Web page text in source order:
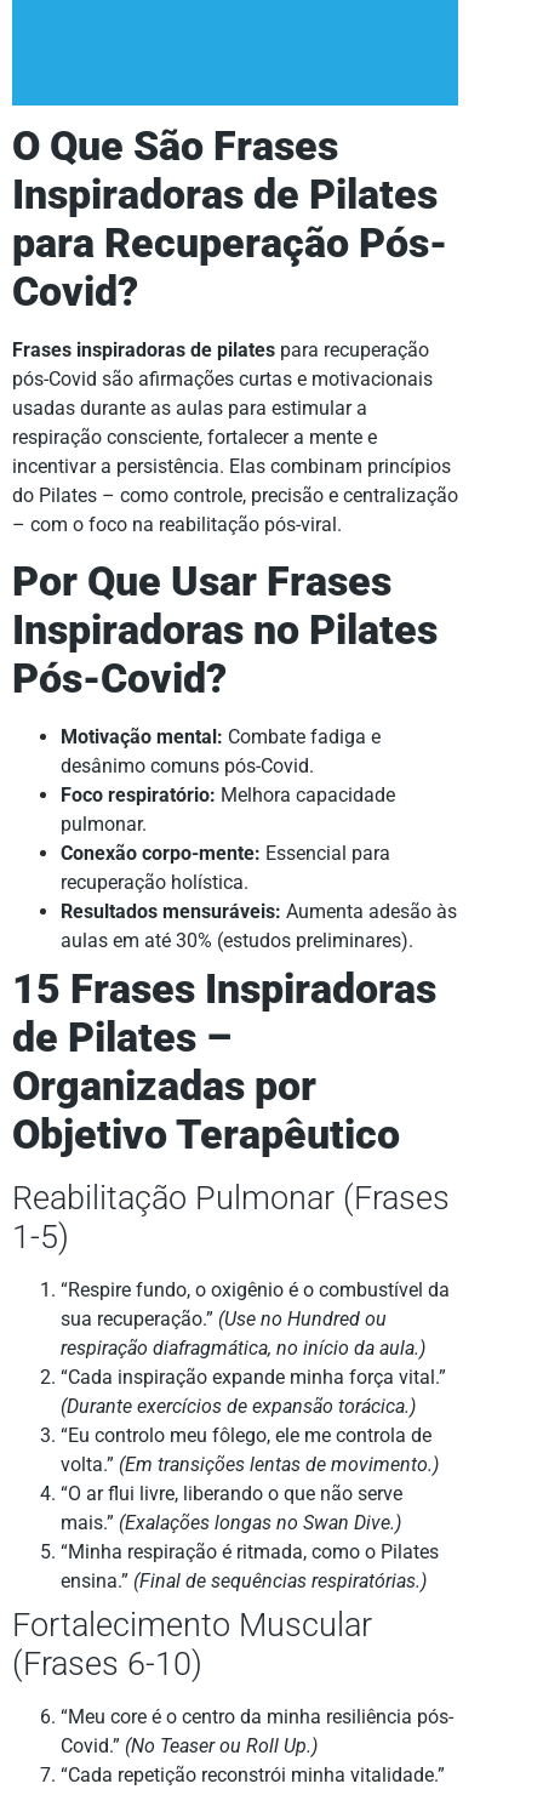
O Que São Frases
Inspiradoras de Pilates
para Recuperação Pós-
Covid?
Frases inspiradoras de pilates para recuperação
pós-Covid são afirmações curtas e motivacionais
usadas durante as aulas para estimular a
respiração consciente, fortalecer a mente e
incentivar a persistência. Elas combinam princípios
do Pilates – como controle, precisão e centralização
– com o foco na reabilitação pós-viral.
Por Que Usar Frases
Inspiradoras no Pilates
Pós-Covid?
Motivação mental: Combate fadiga e
desânimo comuns pós-Covid.
Foco respiratório: Melhora capacidade
pulmonar.
Conexão corpo-mente: Essencial para
recuperação holística.
Resultados mensuráveis: Aumenta adesão às
aulas em até 30% (estudos preliminares).
15 Frases Inspiradoras
de Pilates –
Organizadas por
Objetivo Terapêutico
Reabilitação Pulmonar (Frases
1-5)
“Respire fundo, o oxigênio é o combustível da
sua recuperação.” (Use no Hundred ou
respiração diafragmática, no início da aula.)
“Cada inspiração expande minha força vital.”
(Durante exercícios de expansão torácica.)
“Eu controlo meu fôlego, ele me controla de
volta.” (Em transições lentas de movimento.)
“O ar flui livre, liberando o que não serve
mais.” (Exalações longas no Swan Dive.)
“Minha respiração é ritmada, como o Pilates
ensina.” (Final de sequências respiratórias.)
Fortalecimento Muscular
(Frases 6-10)
“Meu core é o centro da minha resiliência pós-
Covid.” (No Teaser ou Roll Up.)
“Cada repetição reconstrói minha vitalidade.”